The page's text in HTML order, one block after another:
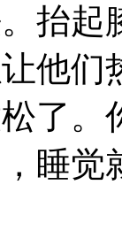
抬
他们
了
睡觉